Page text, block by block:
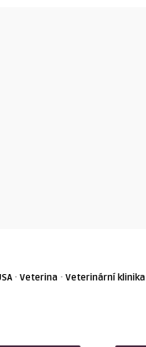
· Veterina · Veterinární klinika